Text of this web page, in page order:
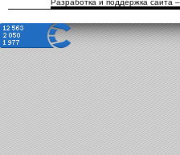
Разработка и поддержка